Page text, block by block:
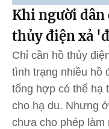
Khi người
thủy điện xả
Chỉ cần hồ thủy
tình trạng nhiều hồ
tổng hợp có thể hạ
cho hạ du. Nhưng
chưa cho phép làm